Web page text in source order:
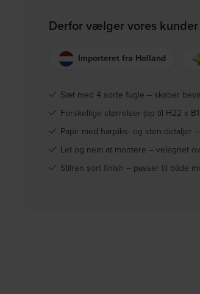
Derfor vælger vores
Importeret fra Holland
Sæt med 4 sorte fugle – skaber
Forskellige størrelser (op til H22 x
Papir med harpiks- og sten-detaljer
Let og nem at montere – velegnet
Stilren sort finish – passer til både